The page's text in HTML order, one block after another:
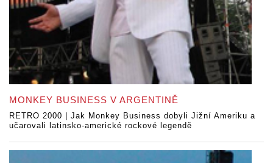
MONKEY BUSINESS V ARGENTINĚ
RETRO 2000 | Jak Monkey Business dobyli Jižní Ameriku a
učarovali latinsko-americké rockové legendě